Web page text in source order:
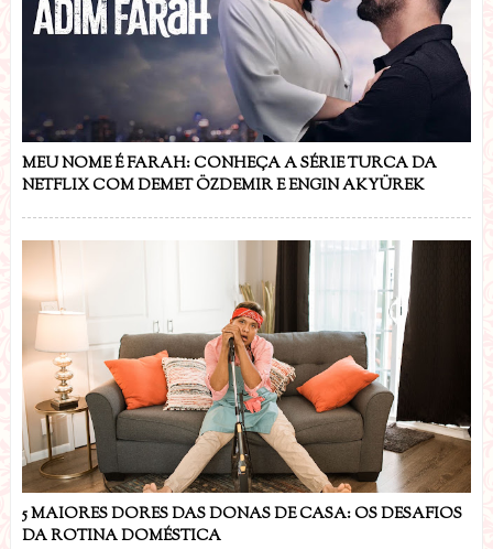
MEU NOME É FARAH: CONHEÇA A SÉRIE TURCA DA
NETFLIX COM DEMET ÖZDEMIR E ENGIN AKYÜREK
5 MAIORES DORES DAS DONAS DE CASA: OS DESAFIOS
DA ROTINA DOMÉSTICA